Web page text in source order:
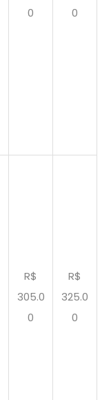
0
0
R$
305.0
0
R$
325.0
0